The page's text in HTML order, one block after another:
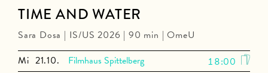
TIME AND WATER
Sara Dosa | IS/US 2026 | 90 min | OmeU
Mi 21.10. Filmhaus Spittelberg 18:00